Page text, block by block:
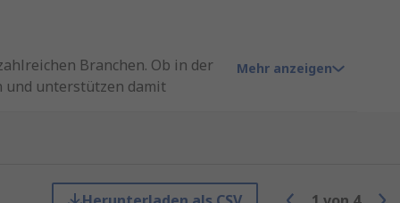
Branchen. Ob in der
und unterstützen damit
nächsten Werktag sowie zum
Mehr anzeigen